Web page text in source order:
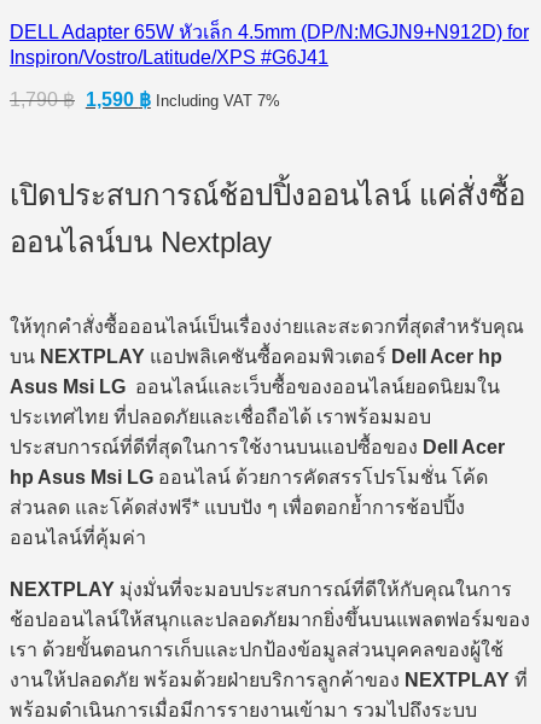
DELL Adapter 65W หัวเล็ก 4.5mm (DP/N:MGJN9+N912D) for
Inspiron/Vostro/Latitude/XPS #G6J41
1,790฿ Original
1,590 ฿Current
Including VAT 7%
เปิดประสบการณ์ช้อปปิ้งออนไลน์ แค่สั่งซื้อ
ออนไลน์บน Nextplay
ให้ทุกคำสั่งซื้อออนไลน์เป็นเรื่องง่ายและสะดวกที่สุดสำหรับคุณ
บน NEXTPLAY แอปพลิเคชันซื้อคอมพิวเตอร์ Dell Acer hp
Asus Msi LG ออนไลน์และเว็บซื้อของออนไลน์ยอดนิยมใน
ประเทศไทย ที่ปลอดภัยและเชื่อถือได้ เราพร้อมมอบ
ประสบการณ์ที่ดีที่สุดในการใช้งานบนแอปซื้อของ Dell Acer
hp Asus Msi LG ออนไลน์ ด้วยการคัดสรรโปรโมชั่น โค้ด
ส่วนลด และโค้ดส่งฟรี* แบบปัง ๆ เพื่อตอกย้ำการช้อปปิ้ง
ออนไลน์ที่คุ้มค่า
NEXTPLAY มุ่งมั่นที่จะมอบประสบการณ์ที่ดีให้กับคุณในการ
ช้อปออนไลน์ให้สนุกและปลอดภัยมากยิ่งขึ้นบนแพลตฟอร์มของ
เรา ด้วยขั้นตอนการเก็บและปกป้องข้อมูลส่วนบุคคลของผู้ใช้
งานให้ปลอดภัย พร้อมด้วยฝ่ายบริการลูกค้าของ NEXTPLAY ที่
พร้อมดำเนินการเมื่อมีการรายงานเข้ามา รวมไปถึงระบบ